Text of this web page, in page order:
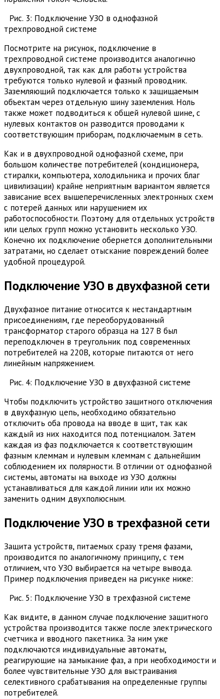
Рис. 3: Подключение УЗО в однофазной
трехпроводной системе
Посмотрите на рисунок, подключение в
трехпроводной системе производится аналогично
двухпроводной, так как для работы устройства
требуются только нулевой и фазный проводник.
Заземляющий подключается только к защищаемым
объектам через отдельную шину заземления. Ноль
также может подводиться к общей нулевой шине, с
нулевых контактов он разводится проводами к
соответствующим приборам, подключаемым в сеть.
Как и в двухпроводной однофазной схеме, при
большом количестве потребителей (кондиционера,
стиралки, компьютера, холодильника и прочих благ
цивилизации) крайне неприятным вариантом является
зависание всех вышеперечисленных электронных схем
с потерей данных или нарушением их
работоспособности. Поэтому для отдельных устройств
или целых групп можно установить несколько УЗО.
Конечно их подключение обернется дополнительными
затратами, но сделает отыскание повреждений более
удобной процедурой.
Подключение УЗО в двухфазной сети
Двухфазное питание относится к нестандартным
присоединениям, где переоборудованный
трансформатор старого образца на 127 В был
переподключен в треугольник под современных
потребителей на 220В, которые питаются от него
линейным напряжением.
Рис. 4: Подключение УЗО в двухфазной системе
Чтобы подключить устройство защитного отключения
в двухфазную цепь, необходимо обязательно
отключить оба провода на вводе в щит, так как
каждый из них находится под потенциалом. Затем
каждая из фаз подключается к соответствующим
фазным клеммам и нулевым клеммам с дальнейшим
соблюдением их полярности. В отличии от однофазной
системы, автоматы на выходе из УЗО должны
устанавливаться для каждой линии или их можно
заменить одним двухполюсным.
Подключение УЗО в трехфазной сети
Защита устройств, питаемых сразу тремя фазами,
производится по аналогичному принципу, с тем
отличием, что УЗО выбирается на четыре вывода.
Пример подключения приведен на рисунке ниже:
Рис. 5: Подключение УЗО в трехфазной системе
Как видите, в данном случае подключение защитного
устройства производится также после электрического
счетчика и вводного пакетника. За ним уже
подключаются индивидуальные автоматы,
реагирующие на замыкание фаз, а при необходимости и
более чувствительные УЗО для выстраивания
селективного срабатывания на определенные группы
потребителей.